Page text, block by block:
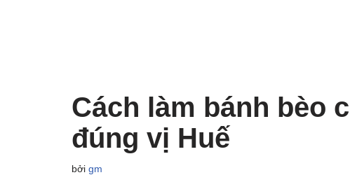
Cách làm bánh bèo
đúng vị Huế
bởi gm